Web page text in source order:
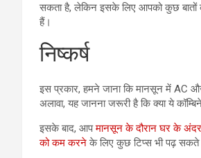
सकता है, लेकिन इसके लिए आपको कुछ बातों
हैं।
निष्कर्ष
इस प्रकार, हमने जाना कि मानसून में AC
अलावा, यह जानना जरूरी है कि क्या ये
इसके बाद, आपमानसून के दौरान घर के
को कम करनेके लिए कुछ टिप्स भी पढ़